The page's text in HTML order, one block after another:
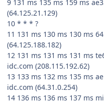
9 131 ms 135 ms 159 ms
(64.125.21.129)
10 * * * ?
11 131 ms 130 ms 130 ms
(64.125.188.182)
12 131 ms 131 ms 131 ms
idc.com (208.115.192.62)
13 133 ms 132 ms 135 ms
idc.com (64.31.0.254)
14 136 ms 136 ms 137 ms